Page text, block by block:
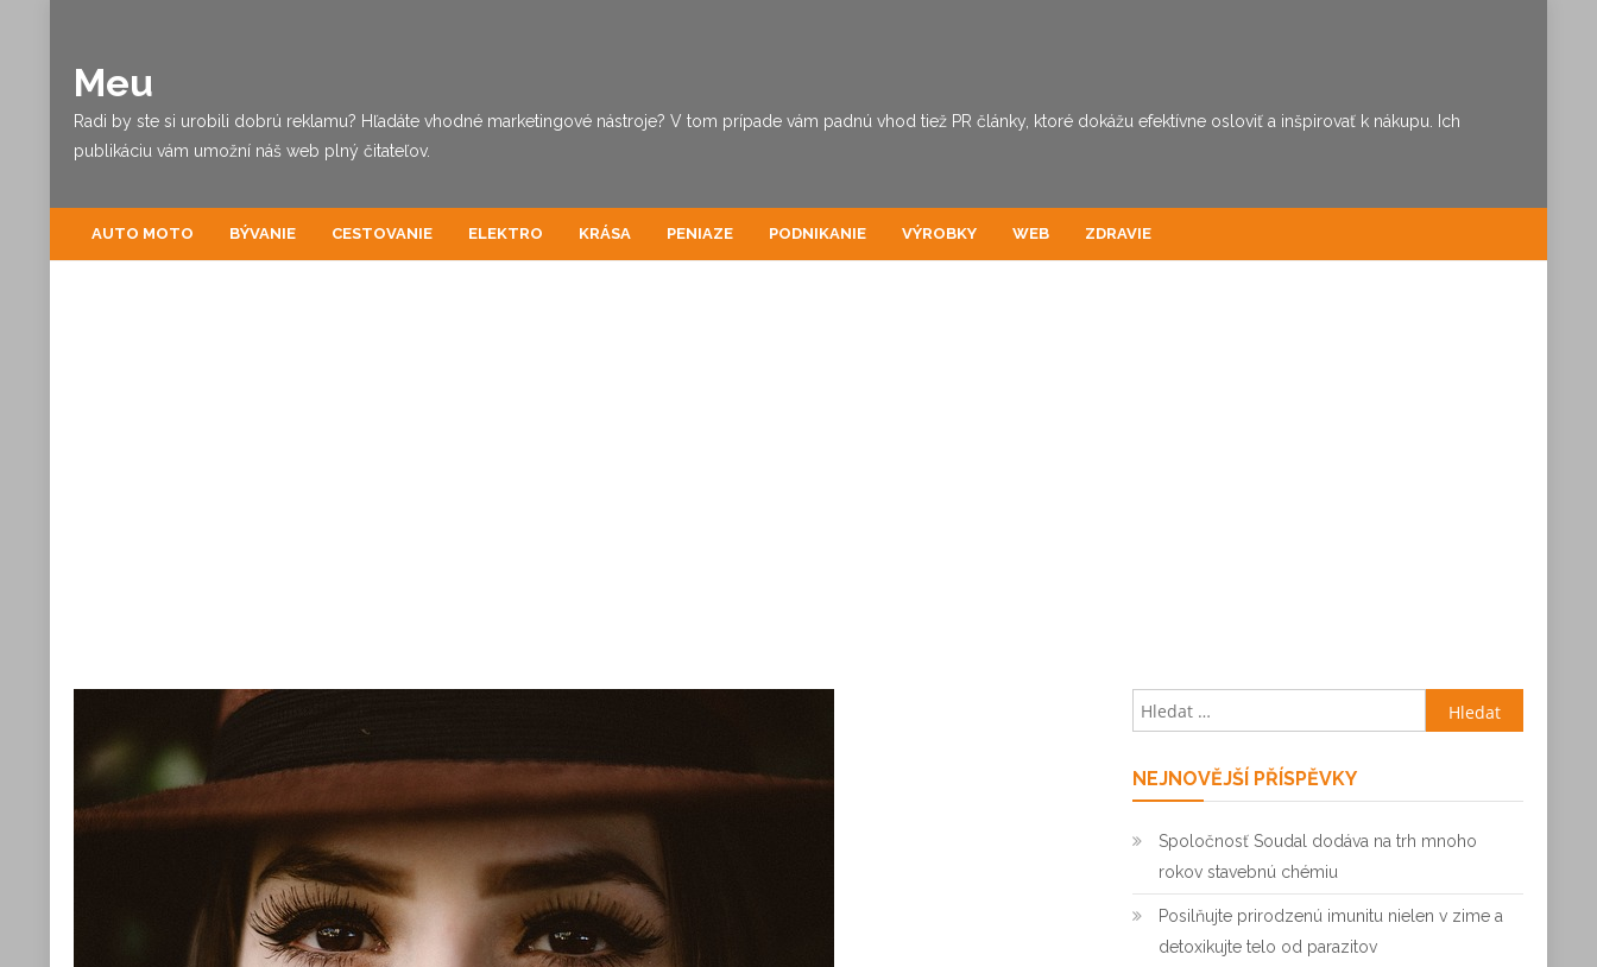
Meu
Radi by ste si urobili dobrú reklamu? Hľadáte vhodné marketingové nástroje? V tom prípade vám padnú vhod tiež PR články, ktoré dokážu efektívne osloviť a inšpirovať k nákupu. Ich
publikáciu vám umožní náš web plný čitateľov.
AUTO MOTO BÝVANIE CESTOVANIE ELEKTRO KRÁSA PENIAZE PODNIKANIE VÝROBKY WEB ZDRAVIE
Vyhledávání
NEJNOVĚJŠÍ PŘÍSPĚVKY
Spoločnosť Soudal dodáva na trh mnoho
rokov stavebnú chémiu
Posilňujte prirodzenú imunitu nielen v zime a
detoxikujte telo od parazitov